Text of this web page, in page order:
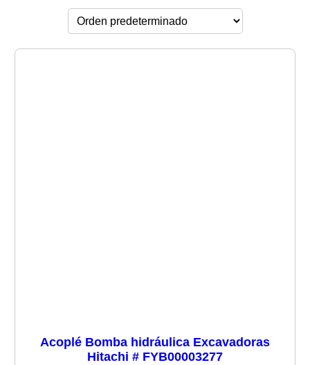
Acoplé Bomba hidráulica Excavadoras
Hitachi # FYB00003277